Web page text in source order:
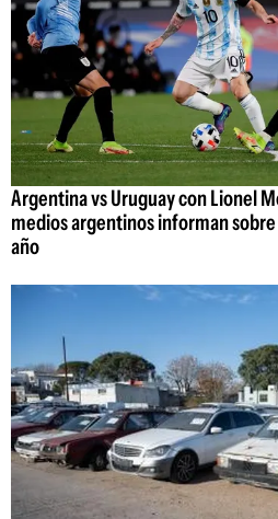
Argentina vs Uruguay con Lionel
medios argentinos informan
año